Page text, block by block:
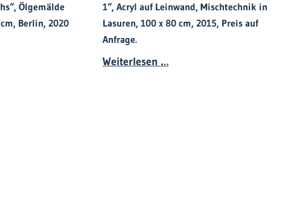
Ölgemälde
Berlin, 2020
- Tierportraits
1“, Acryl auf Leinwand, Mischtechnik in
Lasuren, 100 x 80 cm, 2015, Preis auf
Anfrage.
Weiterlesen …Karin Scheucher